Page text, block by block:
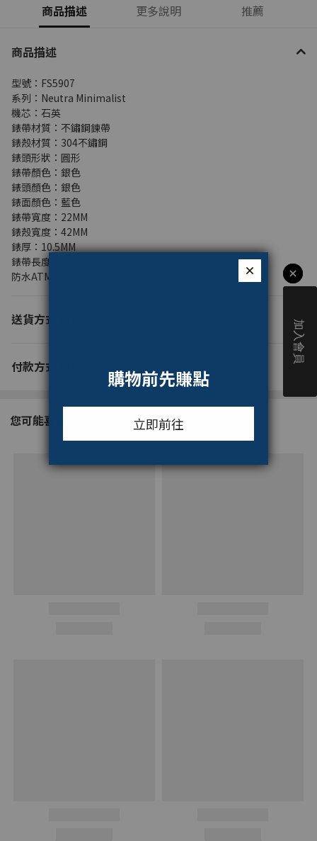
商品描述 更多說明 推薦
商品描述
型號：FS5907
系列：Neutra Minimalist
機芯：石英
錶帶材質：不鏽鋼鍊帶
錶殼材質：304不鏽鋼
錶頭形狀：圓形
錶帶顏色：銀色
錶頭顏色：銀色
錶面顏色：藍色
錶帶寬度：22MM
錶殼寬度：42MM
錶厚：10.5MM
錶帶長度：200+/- 5MM
防水ATM：5 ATM
送貨方式 (2)
付款方式 (4)
您可能喜歡...